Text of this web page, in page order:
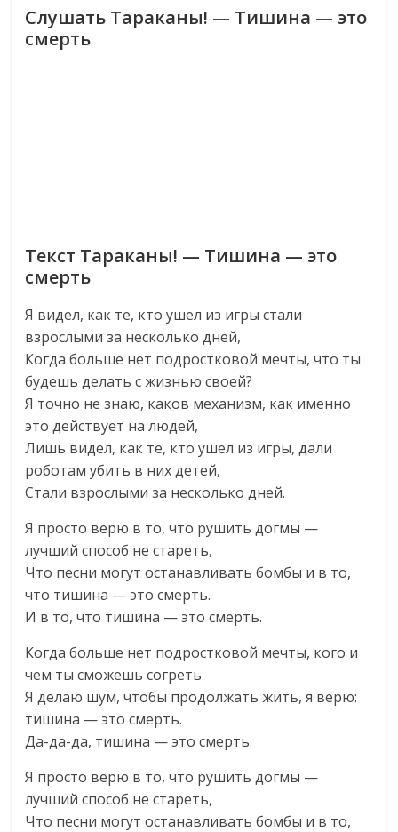
Слушать Тараканы! — Тишина — это
смерть
Текст Тараканы! — Тишина — это
смерть
Я видел, как те, кто ушел из игры стали
взрослыми за несколько дней,
Когда больше нет подростковой мечты, что ты
будешь делать с жизнью своей?
Я точно не знаю, каков механизм, как именно
это действует на людей,
Лишь видел, как те, кто ушел из игры, дали
роботам убить в них детей,
Стали взрослыми за несколько дней.
Я просто верю в то, что рушить догмы —
лучший способ не стареть,
Что песни могут останавливать бомбы и в то,
что тишина — это смерть.
И в то, что тишина — это смерть.
Когда больше нет подростковой мечты, кого и
чем ты сможешь согреть
Я делаю шум, чтобы продолжать жить, я верю:
тишина — это смерть.
Да-да-да, тишина — это смерть.
Я просто верю в то, что рушить догмы —
лучший способ не стареть,
Что песни могут останавливать бомбы и в то,